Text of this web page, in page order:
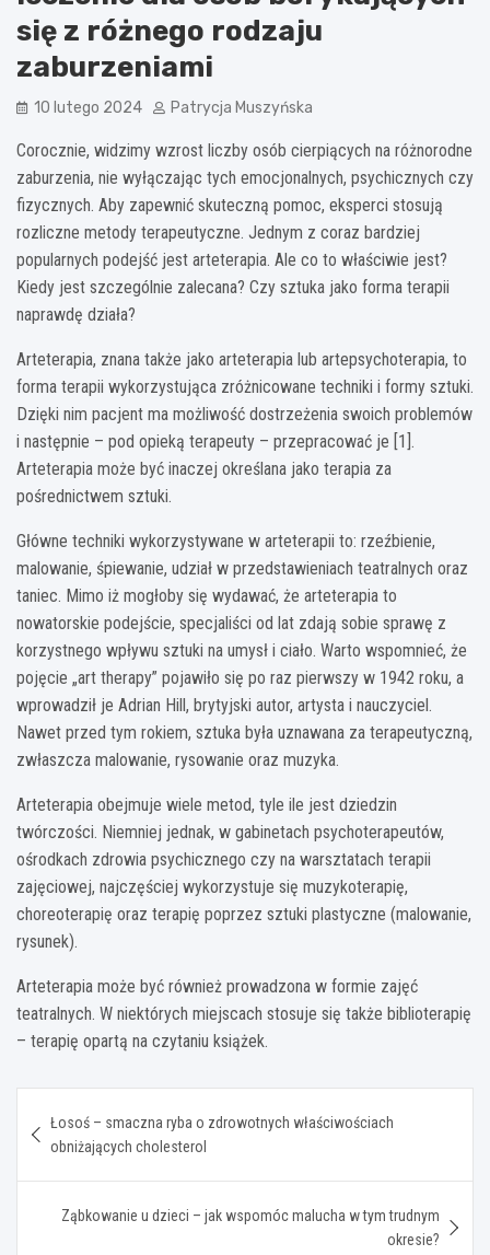
się z różnego rodzaju
zaburzeniami
10 lutego 2024 Patrycja Muszyńska
Corocznie, widzimy wzrost liczby osób cierpiących na różnorodne
zaburzenia, nie wyłączając tych emocjonalnych, psychicznych czy
fizycznych. Aby zapewnić skuteczną pomoc, eksperci stosują
rozliczne metody terapeutyczne. Jednym z coraz bardziej
popularnych podejść jest arteterapia. Ale co to właściwie jest?
Kiedy jest szczególnie zalecana? Czy sztuka jako forma terapii
naprawdę działa?
Arteterapia, znana także jako arteterapia lub artepsychoterapia, to
forma terapii wykorzystująca zróżnicowane techniki i formy sztuki.
Dzięki nim pacjent ma możliwość dostrzeżenia swoich problemów
i następnie – pod opieką terapeuty – przepracować je [1].
Arteterapia może być inaczej określana jako terapia za
pośrednictwem sztuki.
Główne techniki wykorzystywane w arteterapii to: rzeźbienie,
malowanie, śpiewanie, udział w przedstawieniach teatralnych oraz
taniec. Mimo iż mogłoby się wydawać, że arteterapia to
nowatorskie podejście, specjaliści od lat zdają sobie sprawę z
korzystnego wpływu sztuki na umysł i ciało. Warto wspomnieć, że
pojęcie „art therapy” pojawiło się po raz pierwszy w 1942 roku, a
wprowadził je Adrian Hill, brytyjski autor, artysta i nauczyciel.
Nawet przed tym rokiem, sztuka była uznawana za terapeutyczną,
zwłaszcza malowanie, rysowanie oraz muzyka.
Arteterapia obejmuje wiele metod, tyle ile jest dziedzin
twórczości. Niemniej jednak, w gabinetach psychoterapeutów,
ośrodkach zdrowia psychicznego czy na warsztatach terapii
zajęciowej, najczęściej wykorzystuje się muzykoterapię,
choreoterapię oraz terapię poprzez sztuki plastyczne (malowanie,
rysunek).
Arteterapia może być również prowadzona w formie zajęć
teatralnych. W niektórych miejscach stosuje się także biblioterapię
– terapię opartą na czytaniu książek.
wpisu
Łosoś – smaczna ryba o zdrowotnych właściwościach
obniżających cholesterol
Ząbkowanie u dzieci – jak wspomóc malucha w tym trudnym
okresie?